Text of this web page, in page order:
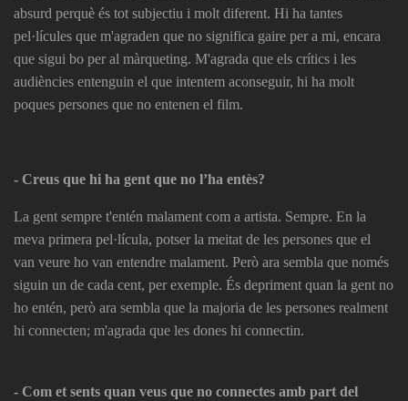
absurd perquè és tot subjectiu i molt diferent. Hi ha tantes
pel·lícules que m'agraden que no significa gaire per a mi, encara
que sigui bo per al màrqueting. M'agrada que els crítics i les
audiències entenguin el que intentem aconseguir, hi ha molt
poques persones que no entenen el film.
- Creus que hi ha gent que no l’ha entès?
La gent sempre t'entén malament com a artista. Sempre. En la
meva primera pel·lícula, potser la meitat de les persones que el
van veure ho van entendre malament. Però ara sembla que només
siguin un de cada cent, per exemple. És depriment quan la gent no
ho entén, però ara sembla que la majoria de les persones realment
hi connecten; m'agrada que les dones hi connectin.
- Com et sents quan veus que no connectes amb part del